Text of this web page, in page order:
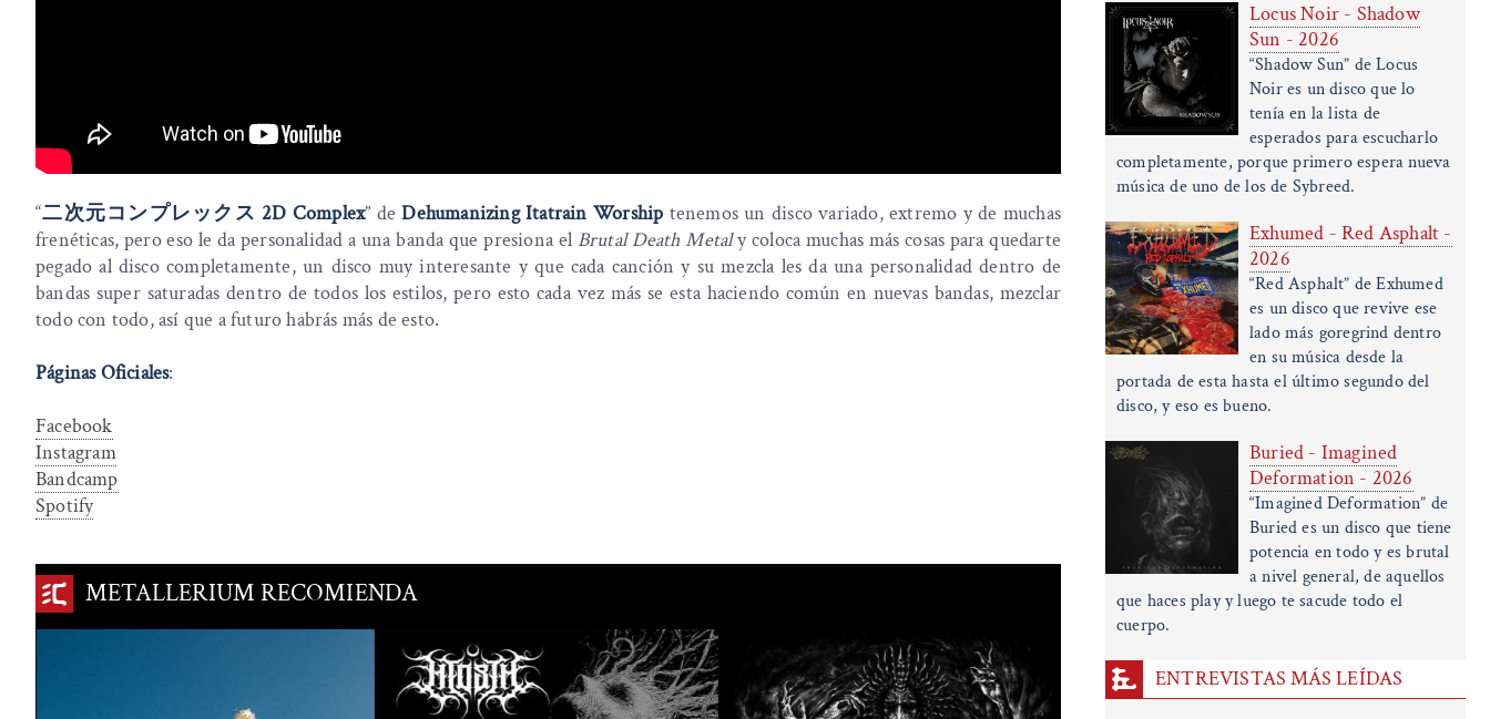
“二次元コンプレックス 2D Complex” deDehumanizing Itatrain Worship tenemos un disco variado, extremo y de muchas
frenéticas, pero eso le da personalidad a una banda que presiona el Brutal Death Metaly coloca muchas más cosas para quedarte
pegado al disco completamente, un disco muy interesante y que cada canción y su mezcla les da una personalidad dentro de
bandas super saturadas dentro de todos los estilos, pero esto cada vez más se esta haciendo común en nuevas bandas, mezclar
todo con todo, así que a futuro habrás más de esto.
Páginas Oficiales:
Facebook
Instagram
Bandcamp
Spotify
METALLERIUM RECOMIENDA
Locus Noir - Shadow
Sun - 2026
“Shadow Sun” de Locus
Noir es un disco que lo
tenía en la lista de
esperados para escucharlo
completamente, porque primero espera nueva
música de uno de los de Sybreed.
Exhumed - Red Asphalt -
2026
“Red Asphalt” de Exhumed
es un disco que revive ese
lado más goregrind dentro
en su música desde la
portada de esta hasta el último segundo del
disco, y eso es bueno.
Buried - Imagined
Deformation - 2026
“Imagined Deformation” de
Buried es un disco que tiene
potencia en todo y es brutal
a nivel general, de aquellos
que haces play y luego te sacude todo el
cuerpo.
ENTREVISTAS MÁS LEÍDAS